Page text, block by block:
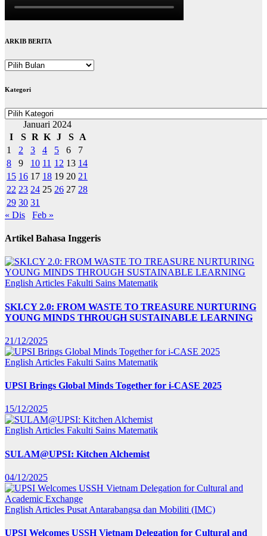
ARKIB BERITA
ARKIB
Kategori
Kategori
Januari 2024
I
S R K J S
A
1
2 3 4 5 6
7
8
9 10 11 12 13 14
15 16 17 18 19 20 21
22 23 24 25 26 27 28
29 30 31
« Dis
Feb »
Artikel Bahasa Inggeris
English Articles Fakulti Sains Matematik
SKI.CY 2.0: FROM WASTE TO TREASURE NURTURING
YOUNG MINDS THROUGH SUSTAINABLE LEARNING
21/12/2025
English Articles Fakulti Sains Matematik
UPSI Brings Global Minds Together for i-CASE 2025
15/12/2025
English Articles Fakulti Sains Matematik
SULAM@UPSI: Kitchen Alchemist
04/12/2025
English Articles Pusat Antarabangsa dan Mobiliti (IMC)
UPSI Welcomes USSH Vietnam Delegation for Cultural and